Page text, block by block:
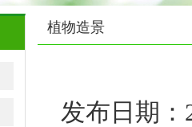
植物造景
发布日期